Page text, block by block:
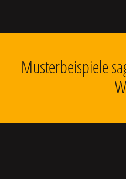
Musterbeispiele